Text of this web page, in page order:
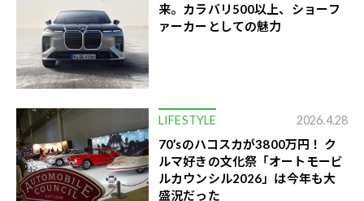
来。カラバリ500以上、ショーフ
ァーカーとしての魅力
LIFESTYLE 2026.4.28
70’sのハコスカが3800万円！ ク
ルマ好きの文化祭「オートモービ
ルカウンシル2026」は今年も大
盛況だった